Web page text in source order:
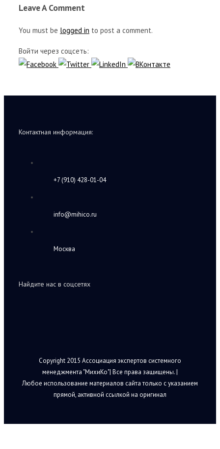
Leave A Comment
You must be logged in to post a comment.
Войти через соцсеть:
Контактная информация:
+7 (910) 428-01-04
info@mihico.ru
Москва
Найдите нас в соцсетях
Copyright 2015 Ассоциация экспертов системного
менеджмента "МихиКо"| Все права защищены. |
Любое использование материалов сайта только с указанием
прямой, активной ссылкой на оригинал